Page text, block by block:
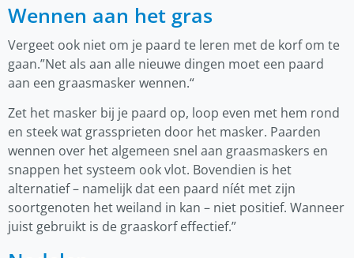
Wennen aan het gras
Vergeet ook niet om je paard te leren met de korf om te
gaan.”Net als aan alle nieuwe dingen moet een paard
aan een graasmasker wennen.“
Zet het masker bij je paard op, loop even met hem rond
en steek wat grassprieten door het masker. Paarden
wennen over het algemeen snel aan graasmaskers en
snappen het systeem ook vlot. Bovendien is het
alternatief – namelijk dat een paard níét met zijn
soortgenoten het weiland in kan – niet positief. Wanneer
juist gebruikt is de graaskorf effectief.”